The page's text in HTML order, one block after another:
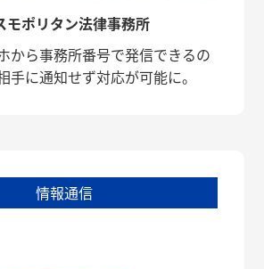
モポリタン法律事務所
から事務所番号で発信できるの
手に通知せず対応が可能に。
情報通信